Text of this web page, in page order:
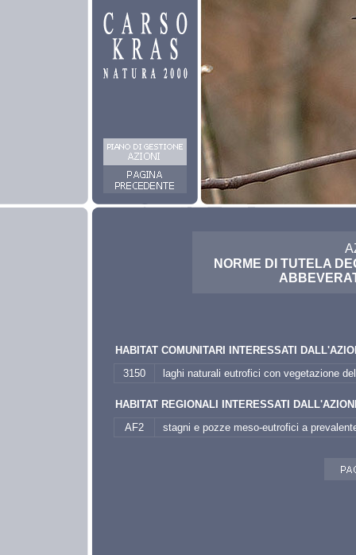
NORME DI TUTELA
HABITAT COMUNITARI INTERESSATI
3150
laghi naturali eutrofici con vegetazione
HABITAT REGIONALI INTERESSATI
AF2
stagni e pozze meso-eutrofici a